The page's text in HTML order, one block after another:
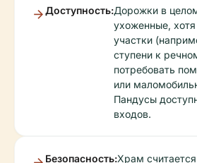
Доступность:Дорожки в
ухоженные,
участки
ступени к
потребовать
или
Пандусы
входов.
Безопасность:Храм